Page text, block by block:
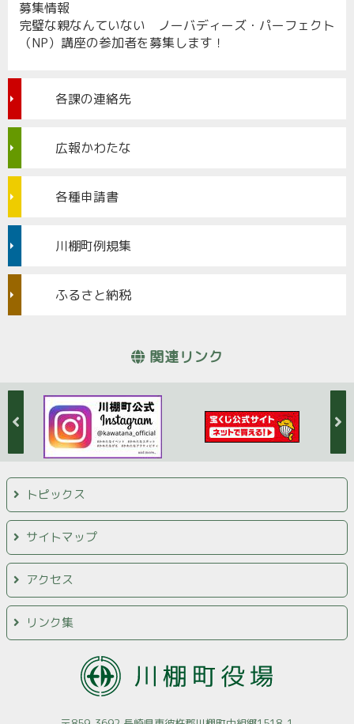
募集情報
完璧な親なんていない ノーバディーズ・パーフェクト
（NP）講座の参加者を募集します！
各課の連絡先
広報かわたな
各種申請書
川棚町例規集
ふるさと納税
関連リンク
トピックス
サイトマップ
アクセス
リンク集